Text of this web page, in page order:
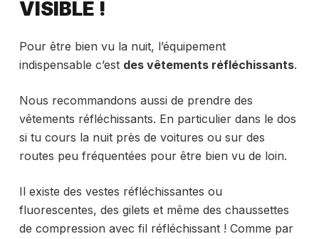
VISIBLE !
Pour être bien vu la nuit, l’équipement
indispensable c’est des vêtements réfléchissants.
Nous recommandons aussi de prendre des
vêtements réfléchissants. En particulier dans le dos
si tu cours la nuit près de voitures ou sur des
routes peu fréquentées pour être bien vu de loin.
Il existe des vestes réfléchissantes ou
fluorescentes, des gilets et même des chaussettes
de compression avec fil réfléchissant ! Comme par